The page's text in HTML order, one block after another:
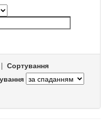
| Сортування